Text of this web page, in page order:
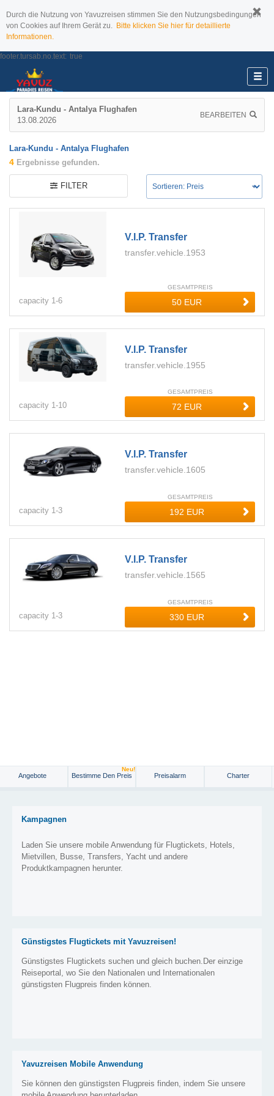
Durch die Nutzung von Yavuzreisen stimmen Sie den Nutzungsbedingungen
von Cookies auf Ihrem Gerät zu. Bitte klicken Sie hier für detaillierte
Informationen.
footer.tursab.no.text: true
Lara-Kundu - Antalya Flughafen
13.08.2026
BEARBEITEN
Lara-Kundu - Antalya Flughafen
4 Ergebnisse gefunden.
FILTER
V.i.p. Transfer
transfer.vehicle.1953
capacity 1-6
GESAMTPREIS
V.i.p. Transfer
transfer.vehicle.1955
capacity 1-10
GESAMTPREIS
V.i.p. Transfer
transfer.vehicle.1605
capacity 1-3
GESAMTPREIS
V.i.p. Transfer
transfer.vehicle.1565
capacity 1-3
GESAMTPREIS
Angebote Bestimme Den Preis
Neu!
Preisalarm Charter
Kampagnen
Laden Sie unsere mobile Anwendung für Flugtickets, Hotels,
Mietvillen, Busse, Transfers, Yacht und andere
Produktkampagnen herunter.
Günstigstes Flugtickets mit Yavuzreisen!
Günstigstes Flugtickets suchen und gleich buchen.Der einzige
Reiseportal, wo Sie den Nationalen und Internationalen
günstigsten Flugpreis finden können.
Yavuzreisen Mobile Anwendung
Sie können den günstigsten Flugpreis finden, indem Sie unsere